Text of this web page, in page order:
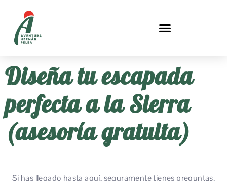
Diseña tu escapada
perfecta a la Sierra
(asesoría gratuita)
Si has llegado hasta aquí, seguramente tienes preguntas.